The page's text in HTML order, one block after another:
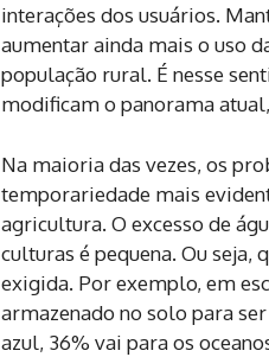
interações dos usuários.
aumentar ainda mais o uso
população rural. É nesse
modificam o panorama
Na maioria das vezes, os
temporariedade mais
agricultura. O excesso de
culturas é pequena. Ou seja,
exigida. Por exemplo, em
armazenado no solo para
azul, 36% vai para os